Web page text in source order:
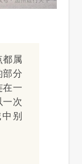
都属
分
在一
一次
别